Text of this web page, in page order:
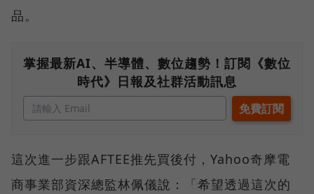
品。
掌握最新AI、半導體、數位趨勢！訂閱《數位
時代》日報及社群活動訊息
這次進一步跟AFTEE推先買後付，Yahoo奇摩電
商事業部資深總監林佩儀說：「希望透過這次的